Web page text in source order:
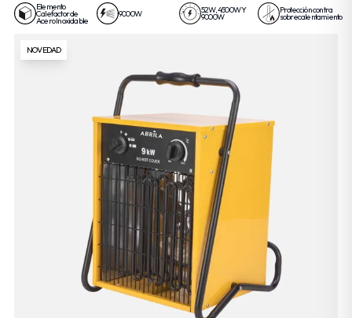
Elemento
Calefactor de
Acero Inoxidable
9000W 52W, 4500W Y
9000W
Protección contra
sobrecalentamiento
NOVEDAD